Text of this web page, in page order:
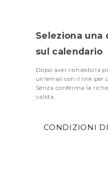
SELEZIONA
Seleziona una
sul calendario
Dopo aver richiesto la
un'email con il link per
Senza conferma la
valida.
CONDIZIONI